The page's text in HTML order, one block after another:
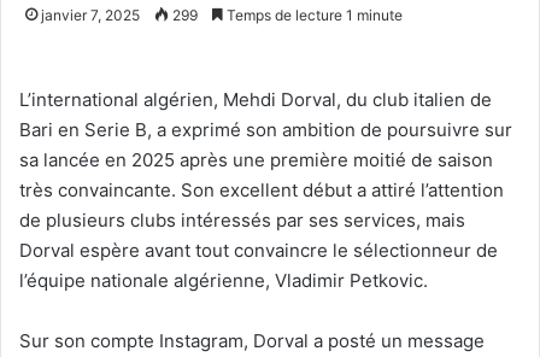
janvier 7, 2025 299 Temps de lecture 1 minute
L’international algérien, Mehdi Dorval, du club italien de
Bari en Serie B, a exprimé son ambition de poursuivre sur
sa lancée en 2025 après une première moitié de saison
très convaincante. Son excellent début a attiré l’attention
de plusieurs clubs intéressés par ses services, mais
Dorval espère avant tout convaincre le sélectionneur de
l’équipe nationale algérienne, Vladimir Petkovic.
Sur son compte Instagram, Dorval a posté un message